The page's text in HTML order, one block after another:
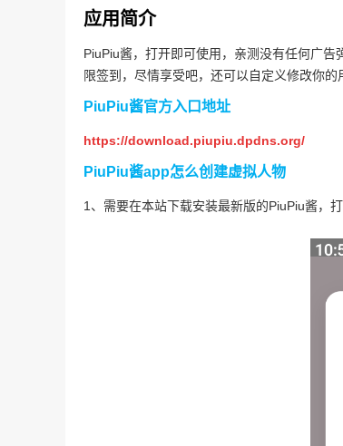
应用简介
PiuPiu酱，打开即可使用，亲测没有任何广
限签到，尽情享受吧，还可以自定义修改你的
PiuPiu酱官方入口地址
https://download.piupiu.dpdns.org/
PiuPiu酱app怎么创建虚拟人物
1、需要在本站下载安装最新版的PiuPiu酱，打